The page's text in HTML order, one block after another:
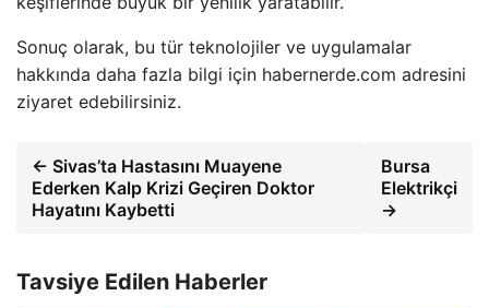
Sonuç olarak, bu tür teknolojiler ve uygulamalar
hakkında daha fazla bilgi için habernerde.com adresini
ziyaret edebilirsiniz.
← Sivas’ta Hastasını Muayene
Ederken Kalp Krizi Geçiren Doktor
Hayatını Kaybetti
Bursa
Elektrikçi
→
Tavsiye Edilen Haberler